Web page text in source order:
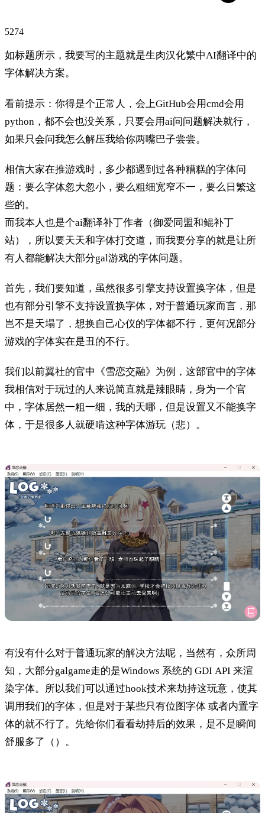
5274
如标题所示，我要写的主题就是生肉汉化繁中AI翻译中的
字体解决方案。
看前提示：你得是个正常人，会上GitHub会用cmd会用
python，都不会也没关系，只要会用ai问问题解决就行，
如果只会问我怎么解压我给你两嘴巴子尝尝。
相信大家在推游戏时，多少都遇到过各种糟糕的字体问
题：要么字体忽大忽小，要么粗细宽窄不一，要么日繁这
些的。
而我本人也是个ai翻译补丁作者（御爱同盟和鲲补丁
站），所以要天天和字体打交道，而我要分享的就是让所
有人都能解决大部分gal游戏的字体问题。
首先，我们要知道，虽然很多引擎支持设置换字体，但是
也有部分引擎不支持设置换字体，对于普通玩家而言，那
岂不是天塌了，想换自己心仪的字体都不行，更何况部分
游戏的字体实在是丑的不行。
我们以前翼社的官中《雪恋交融》为例，这部官中的字体
我相信对于玩过的人来说简直就是辣眼睛，身为一个官
中，字体居然一粗一细，我的天哪，但是设置又不能换字
体，于是很多人就硬啃这种字体游玩（悲）。
有没有什么对于普通玩家的解决方法呢，当然有，众所周
知，大部分galgame走的是Windows 系统的 GDI API 来渲
染字体。所以我们可以通过hook技术来劫持这玩意，使其
调用我们的字体，但是对于某些只有位图字体 或者内置字
体的就不行了。先给你们看看劫持后的效果，是不是瞬间
舒服多了（）。